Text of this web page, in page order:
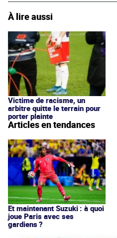
À lire aussi
Victime de racisme, un
arbitre quitte le terrain pour
porter plainte
Articles en tendances
Et maintenant Suzuki : à quoi
joue Paris avec ses
gardiens ?